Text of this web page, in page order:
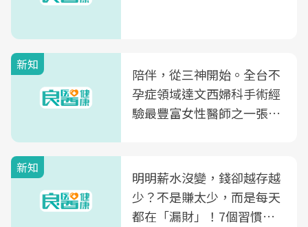
新知
陪伴，從三神開始。全台不
孕症領域達文西婦科手術經
驗最豐富女性醫師之一張永
光田醫院建構360度女性健
康照護生態圈
新知
明明薪水沒變，錢卻越存越
少？不是賺太少，而是每天
都在「漏財」！7個習慣一